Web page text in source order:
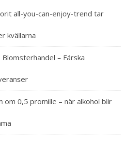
all-you-can-enjoy-trend tar
kvällarna
Blomsterhandel – Färska
om 0,5 promille – när alkohol blir